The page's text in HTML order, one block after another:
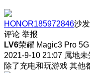
HONOR185972846沙发
评论 举报
LV6荣耀 Magic3 Pro 5G
2021-9-10 21:07 属地未
除了充电和玩游戏 其他